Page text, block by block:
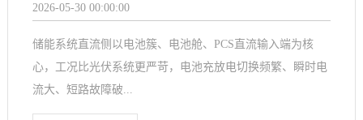
2026-05-30 00:00:00
储能系统直流侧以电池簇、电池舱、PCS直流输入端为核
心，工况比光伏系统更严苛，电池充放电切换频繁、瞬时电
流大、短路故障破...